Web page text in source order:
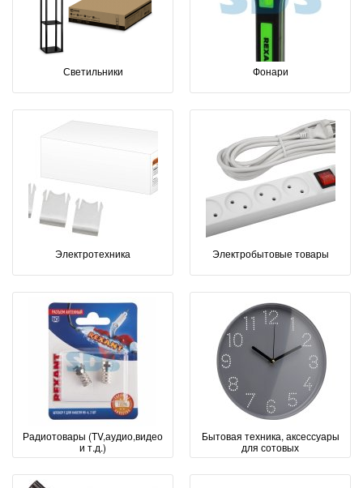
Светильники Фонари
Электротехника Электробытовые товары
Радиотовары (TV,аудио,видео
и т.д.)
Бытовая техника, аксессуары
для сотовых